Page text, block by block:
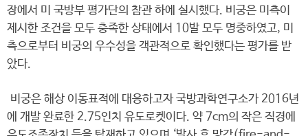
장에서 미 국방부 평가단의 참관 하에 실시했다. 비궁은 미측이
제시한 조건을 모두 충족한 상태에서 10발 모두 명중하였고, 미
측으로부터 비궁의 우수성을 객관적으로 확인했다는 평가를 받
았다.
비궁은 해상 이동표적에 대응하고자 국방과학연구소가 2016년
에 개발 완료한 2.75인치 유도로켓이다. 약 7cm의 작은 직경에